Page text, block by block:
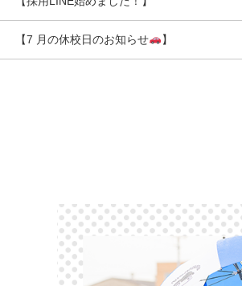
【7 月の休校日のお知らせ 】